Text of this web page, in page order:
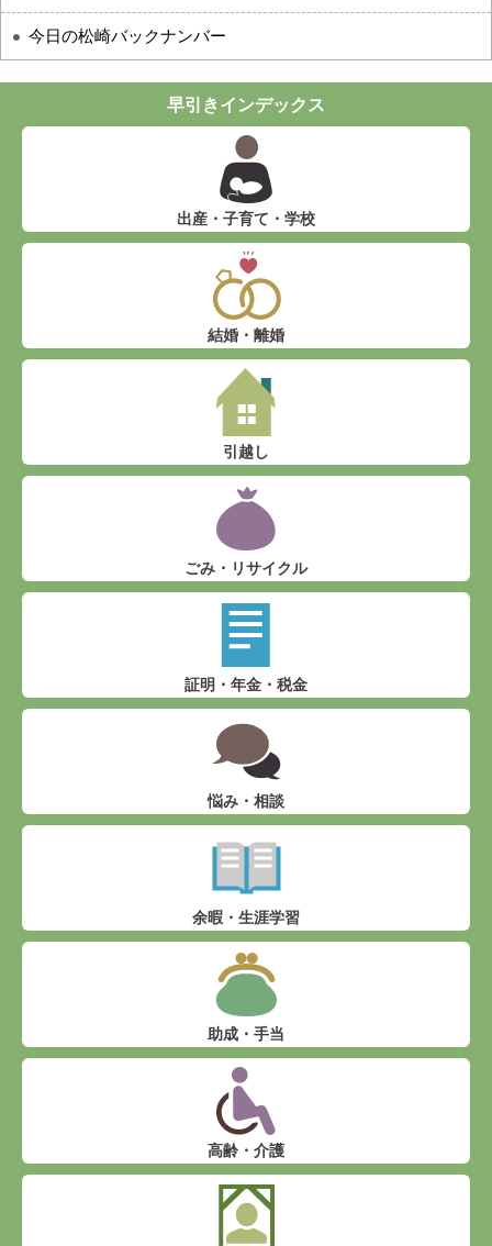
今日の松崎バックナンバー
早引きインデックス
出産・子育て・学校
結婚・離婚
引越し
ごみ・リサイクル
証明・年金・税金
悩み・相談
余暇・生涯学習
助成・手当
高齢・介護